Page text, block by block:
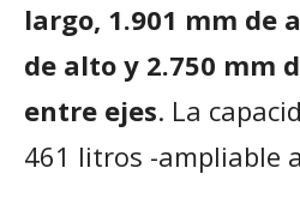
largo, 1.901 mm de
de alto y 2.750 mm
entre ejes. La
461 litros -ampliable